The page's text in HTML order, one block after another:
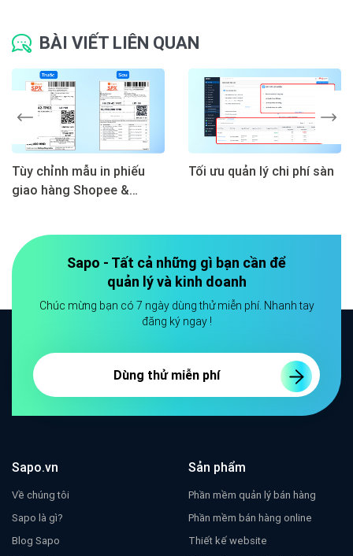
BÀI VIẾT LIÊN QUAN
Tùy chỉnh mẫu in phiếu
giao hàng Shopee &
Tối ưu quản lý chi phí sàn
Sapo - Tất cả những gì bạn cần để
quản lý và kinh doanh
Chúc mừng bạn có 7 ngày dùng thử miễn phí. Nhanh tay
đăng ký ngay !
Dùng thử miễn phí
Sapo.vn
Về chúng tôi
Sapo là gì?
Blog Sapo
Sản phẩm
Phần mềm quản lý bán hàng
Phần mềm bán hàng online
Thiết kế website